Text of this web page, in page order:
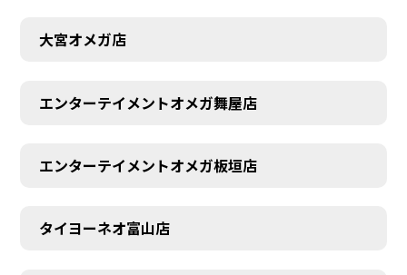
大宮オメガ店
エンターテイメントオメガ舞屋店
エンターテイメントオメガ板垣店
タイヨーネオ富山店